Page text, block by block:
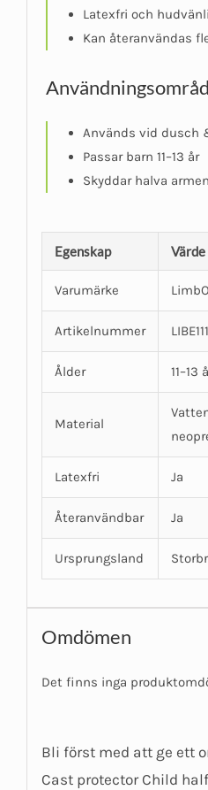
Latexfri och
Kan återanvändas
Används vid dusch
Passar barn 11–13 år
Skyddar halva armen
Egenskap Värde
Varumärke LimbO
Artikelnummer
Ålder 11–13
Material
Latexfri Ja
Återanvändbar Ja
Ursprungsland
Omdömen
Det finns inga
Bli först med att ge ett
Cast protector Child half